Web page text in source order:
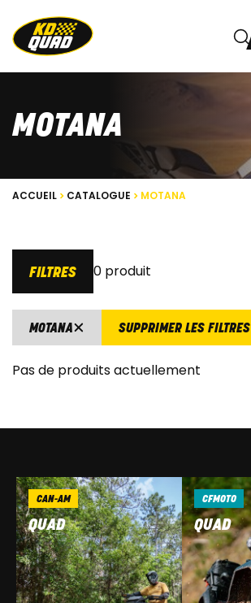
MOTANA
ACCUEIL CATALOGUE MOTANA
FILTRES 0 produit
MOTANA SUPPRIMER LES FILTRES
Pas de produits actuellement
CAN-AM
QUAD
CFMOTO
QUAD